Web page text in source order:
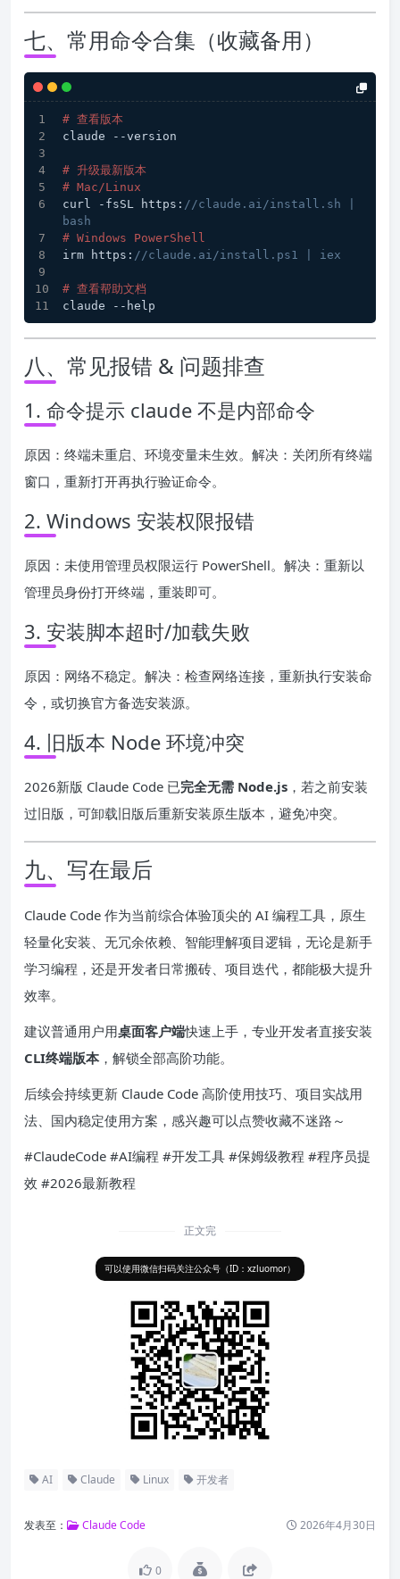
七、常用命令合集（收藏备用）
# 查看版本
claude --version
# 升级最新版本
# Mac/Linux
curl -fsSL https: //claude.ai/install.sh |
bash
# Windows PowerShell
irm https: //claude.ai/install.ps1 | iex
# 查看帮助文档
claude --help
八、常见报错 & 问题排查
1. 命令提示 claude 不是内部命令
原因：终端未重启、环境变量未生效。解决：关闭所有终端
窗口，重新打开再执行验证命令。
2. Windows 安装权限报错
原因：未使用管理员权限运行 PowerShell。解决：重新以
管理员身份打开终端，重装即可。
3. 安装脚本超时/加载失败
原因：网络不稳定。解决：检查网络连接，重新执行安装命
令，或切换官方备选安装源。
4. 旧版本 Node 环境冲突
2026新版 Claude Code 已完全无需 Node.js ，若之前安装
过旧版，可卸载旧版后重新安装原生版本，避免冲突。
九、写在最后
Claude Code 作为当前综合体验顶尖的 AI 编程工具，原生
轻量化安装、无冗余依赖、智能理解项目逻辑，无论是新手
学习编程，还是开发者日常搬砖、项目迭代，都能极大提升
效率。
建议普通用户用桌面客户端快速上手，专业开发者直接安装
CLI终端版本，解锁全部高阶功能。
后续会持续更新 Claude Code 高阶使用技巧、项目实战用
法、国内稳定使用方案，感兴趣可以点赞收藏不迷路～
#ClaudeCode #AI编程 #开发工具 #保姆级教程 #程序员提
效 #2026最新教程
正文完
可以使用微信扫码关注公众号（ID：xzluomor）
AI Claude Linux 开发者
发表至： Claude Code 2026年4月30日
0